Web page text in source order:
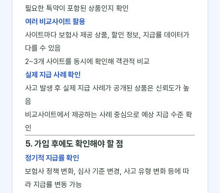
필요한 특약이 포함된 상품인지 확인
여러 비교사이트 활용
사이트마다 보험사 제공 상품, 할인 정보, 지급률 데이터가
다를 수 있음
2~3개 사이트를 동시에 확인해 객관적 비교
실제 지급 사례 확인
사고 발생 후 실제 지급 사례가 공개된 상품은 신뢰도가 높
음
비교사이트에서 제공하는 사례 중심으로 예상 지급 수준 확
인
5. 가입 후에도 확인해야 할 점
정기적 지급률 확인
보험사 정책 변화, 심사 기준 변경, 사고 유형 변화 등에 따
라 지급률 변동 가능